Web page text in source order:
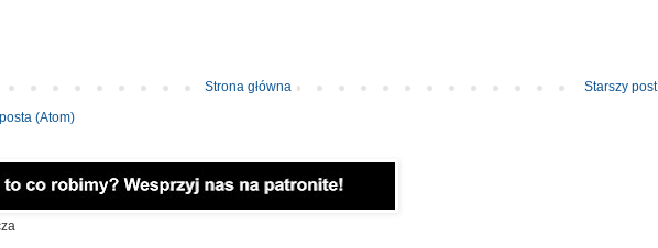
Starszy post
Strona główna
(Atom)